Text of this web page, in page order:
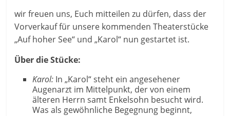
wir freuen uns, Euch mitteilen zu dürfen, dass der
Vorverkauf für unsere kommenden Theaterstücke
„Auf hoher See“ und „Karol“ nun gestartet ist.
Über die Stücke:
Karol: In „Karol“ steht ein angesehener
Augenarzt im Mittelpunkt, der von einem
älteren Herrn samt Enkelsohn besucht wird.
Was als gewöhnliche Begegnung beginnt,